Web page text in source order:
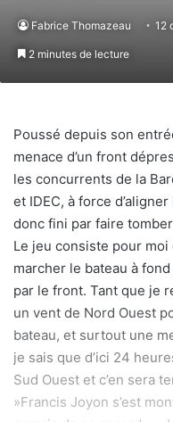
Fabrice Thomazeau 12
2 minutes de lecture
Poussé depuis son
menace d’un front
les concurrents de la
et IDEC, à force
donc fini par faire
Le jeu consiste pour
marcher le bateau à
par le front. Tant que je
un vent de Nord Ouest
bateau, et surtout une
je sais que d’ici 24
Sud Ouest et c’en sera
»Francis Joyon s’est